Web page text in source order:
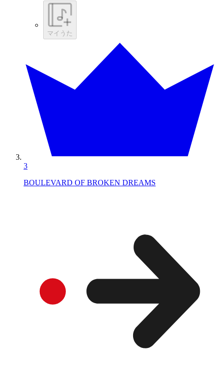
マイうた
3
BOULEVARD OF BROKEN DREAMS